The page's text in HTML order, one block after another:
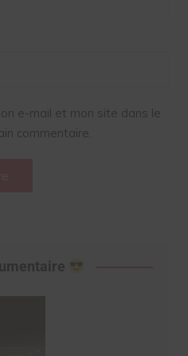
e-mail et mon site dans le
commentaire.